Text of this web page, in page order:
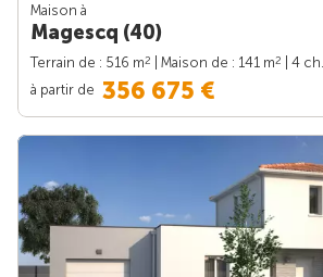
Maison à
Magescq (40)
Terrain de : 516 m2 | Maison de : 141 m2
| 4 ch.
à partir de 356 675 €